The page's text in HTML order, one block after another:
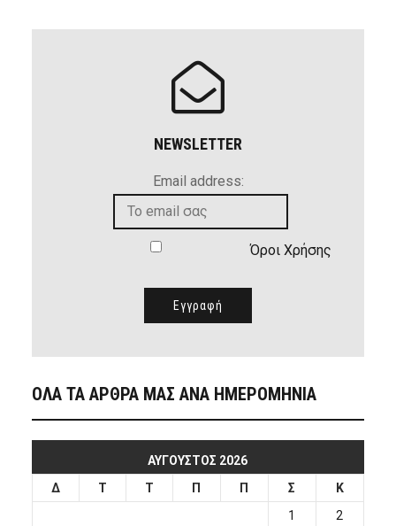
NEWSLETTER
Email address:
Όροι Χρήσης
ΟΛΑ ΤΑ ΑΡΘΡΑ ΜΑΣ ΑΝΑ ΗΜΕΡΟΜΗΝΙΑ
ΑΎΓΟΥΣΤΟΣ 2026
Δ
Τ Τ Π Π Σ
Κ
1
2